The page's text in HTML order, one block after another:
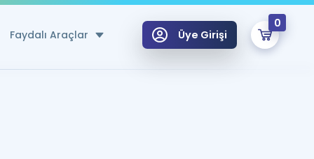
Faydalı Araçlar Üye Girişi
0